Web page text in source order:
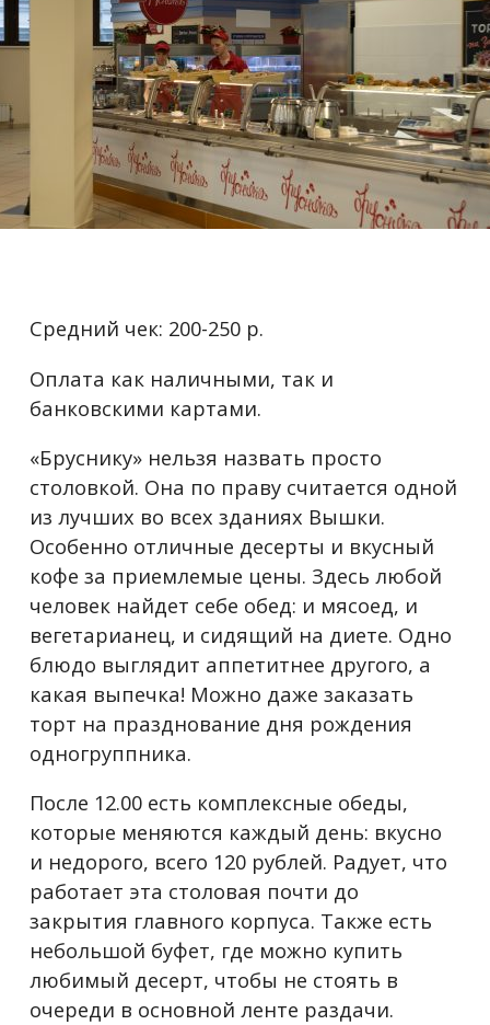
Средний чек: 200-250 р.
Оплата как наличными, так и
банковскими картами.
«Бруснику» нельзя назвать просто
столовкой. Она по праву считается одной
из лучших во всех зданиях Вышки.
Особенно отличные десерты и вкусный
кофе за приемлемые цены. Здесь любой
человек найдет себе обед: и мясоед, и
вегетарианец, и сидящий на диете. Одно
блюдо выглядит аппетитнее другого, а
какая выпечка! Можно даже заказать
торт на празднование дня рождения
одногруппника.
После 12.00 есть комплексные обеды,
которые меняются каждый день: вкусно
и недорого, всего 120 рублей. Радует, что
работает эта столовая почти до
закрытия главного корпуса. Также есть
небольшой буфет, где можно купить
любимый десерт, чтобы не стоять в
очереди в основной ленте раздачи.